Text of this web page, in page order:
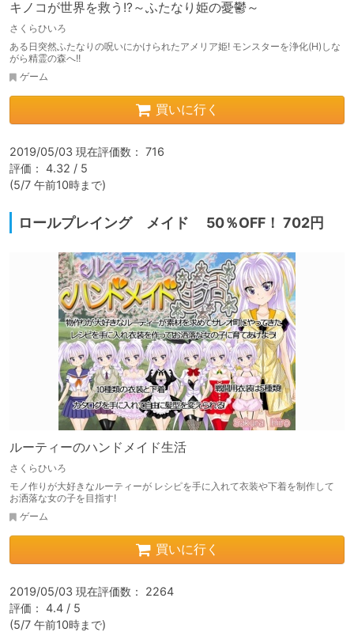
キノコが世界を救う!?～ふたなり姫の憂鬱～
さくらひいろ
ある日突然ふたなりの呪いにかけられたアメリア姫! モンスターを浄化(H)しな
がら精霊の森へ!!
ゲーム
買いに行く
2019/05/03 現在評価数： 716
評価： 4.32 / 5
(5/7 午前10時まで)
ロールプレイング メイド 50％OFF！ 702円
ルーティーのハンドメイド生活
さくらひいろ
モノ作りが大好きなルーティーが レシピを手に入れて衣装や下着を制作して
お洒落な女の子を目指す!
ゲーム
買いに行く
2019/05/03 現在評価数： 2264
評価： 4.4 / 5
(5/7 午前10時まで)